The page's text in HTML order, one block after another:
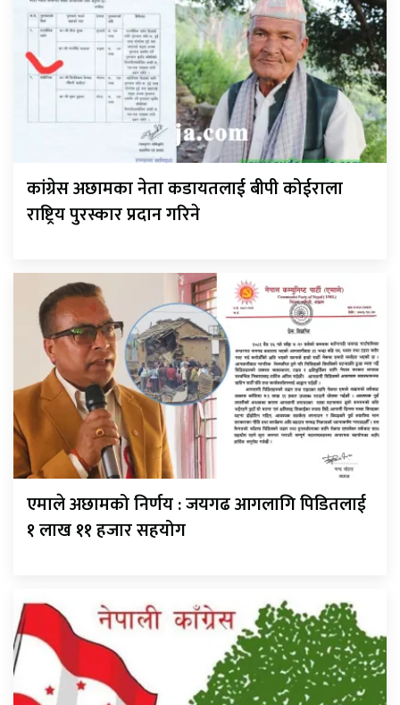
कांग्रेस अछामका नेता कडायतलाई बीपी कोईराला
राष्ट्रिय पुरस्कार प्रदान गरिने
एमाले अछामको निर्णय : जयगढ आगलागि पिडितलाई
१ लाख ११ हजार सहयोग